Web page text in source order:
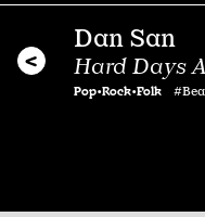
Dan San
Hard Days
Pop•Rock•Folk